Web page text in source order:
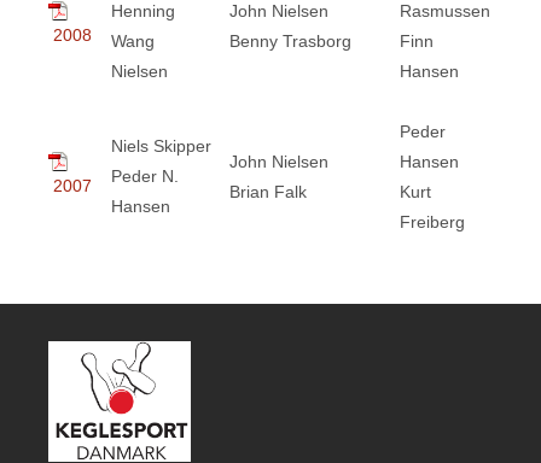
2008
Henning
Wang
Nielsen
John Nielsen
Benny Trasborg
Rasmussen
Finn
Hansen
2007
Niels Skipper
Peder N.
Hansen
John Nielsen
Brian Falk
Peder
Hansen
Kurt
Freiberg